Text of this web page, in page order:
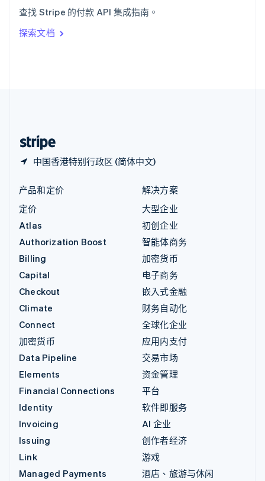
查找 Stripe 的付款 API 集成指南。
探索文档
中国香港特别行政区 (简体中文)
ItalianoEnglish
印度
English
产品和定价
定价
Atlas
Authorization Boost
Billing
Capital
Checkout
Climate
Connect
加密货币
Data Pipeline
Elements
Financial Connections
Identity
Invoicing
Issuing
Link
Managed Payments
解决方案
大型企业
初创企业
智能体商务
加密货币
电子商务
嵌入式金融
财务自动化
全球化企业
应用内支付
交易市场
资金管理
平台
软件即服务
AI 企业
创作者经济
游戏
酒店、旅游与休闲